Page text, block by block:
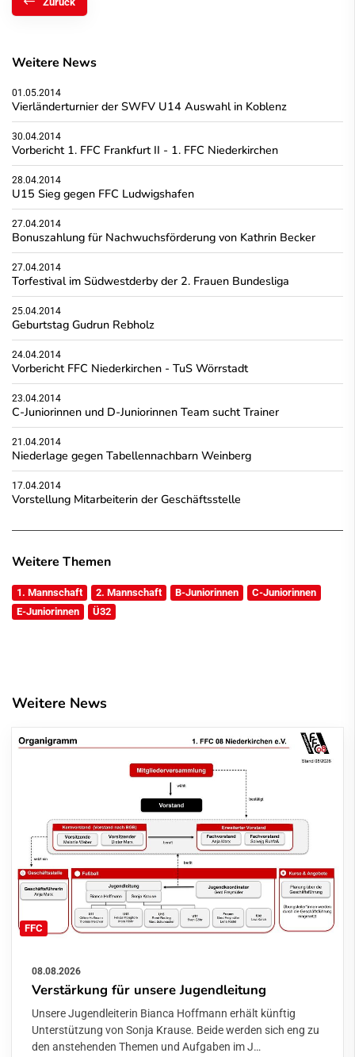
Weitere News
01.05.2014
Vierländerturnier der SWFV U14 Auswahl in Koblenz
30.04.2014
Vorbericht 1. FFC Frankfurt II - 1. FFC Niederkirchen
28.04.2014
U15 Sieg gegen FFC Ludwigshafen
27.04.2014
Bonuszahlung für Nachwuchsförderung von Kathrin Becker
27.04.2014
Torfestival im Südwestderby der 2. Frauen Bundesliga
25.04.2014
Geburtstag Gudrun Rebholz
24.04.2014
Vorbericht FFC Niederkirchen - TuS Wörrstadt
23.04.2014
C-Juniorinnen und D-Juniorinnen Team sucht Trainer
21.04.2014
Niederlage gegen Tabellennachbarn Weinberg
17.04.2014
Vorstellung Mitarbeiterin der Geschäftsstelle
Weitere Themen
1. Mannschaft 2. Mannschaft B-Juniorinnen
C-Juniorinnen
E-Juniorinnen
Ü32
Weitere News
FFC
08.08.2026
Verstärkung für unsere Jugendleitung
Unsere Jugendleiterin Bianca Hoffmann erhält künftig
Unterstützung von Sonja Krause. Beide werden sich eng zu
den anstehenden Themen und Aufgaben im J…